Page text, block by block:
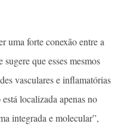
uma forte conexão entre a
que esses mesmos
vasculares e inflamatórias
localizada apenas no
integrada e molecular”,